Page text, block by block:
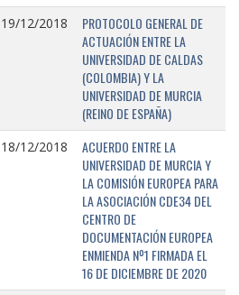
19/12/2018
PROTOCOLO GENERAL DE
ACTUACIÓN ENTRE LA
UNIVERSIDAD DE CALDAS
(COLOMBIA) Y LA
UNIVERSIDAD DE MURCIA
(REINO DE ESPAÑA)
18/12/2018
ACUERDO ENTRE LA
UNIVERSIDAD DE MURCIA Y
LA COMISIÓN EUROPEA PARA
LA ASOCIACIÓN CDE34 DEL
CENTRO DE
DOCUMENTACIÓN EUROPEA
ENMIENDA Nº1 FIRMADA EL
16 DE DICIEMBRE DE 2020